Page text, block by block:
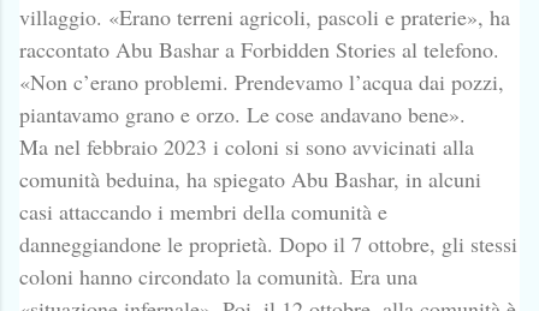
villaggio. «Erano terreni agricoli, pascoli e praterie», ha
raccontato Abu Bashar a Forbidden Stories al telefono.
«Non c’erano problemi. Prendevamo l’acqua dai pozzi,
piantavamo grano e orzo. Le cose andavano bene».
Ma nel febbraio 2023 i coloni si sono avvicinati alla
comunità beduina, ha spiegato Abu Bashar, in alcuni
casi attaccando i membri della comunità e
danneggiandone le proprietà. Dopo il 7 ottobre, gli stessi
coloni hanno circondato la comunità. Era una